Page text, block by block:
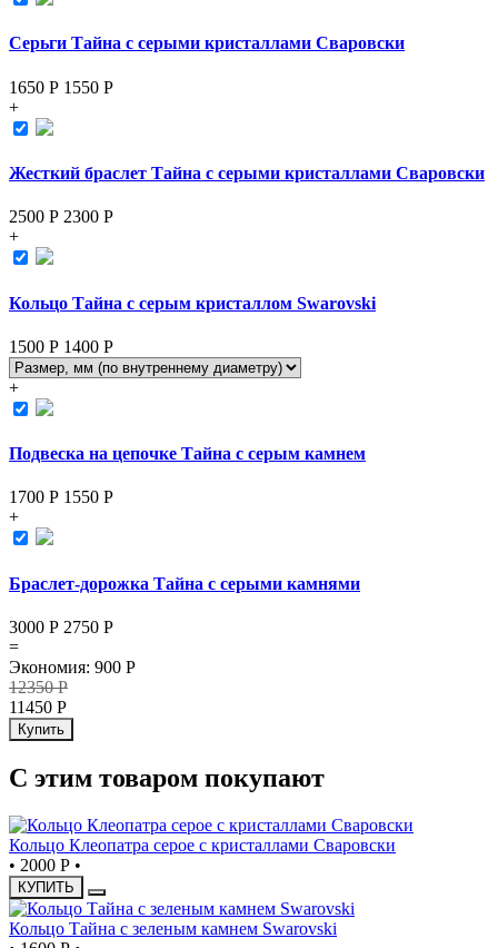
Серьги Тайна с серыми кристаллами Сваровски
1650 Р 1550 Р
+
Жесткий браслет Тайна с серыми кристаллами Сваровски
2500 Р 2300 Р
+
Кольцо Тайна с серым кристаллом Swarovski
1500 Р 1400 Р
+
Подвеска на цепочке Тайна с серым камнем
1700 Р 1550 Р
+
Браслет-дорожка Тайна с серыми камнями
3000 Р 2750 Р
=
Экономия: 900 Р
12350Р
11450 Р
Купить
С этим товаром покупают
Кольцо Клеопатра серое с кристаллами Сваровски
• 2000 Р •
КУПИТЬ
Кольцо Тайна с зеленым камнем Swarovski